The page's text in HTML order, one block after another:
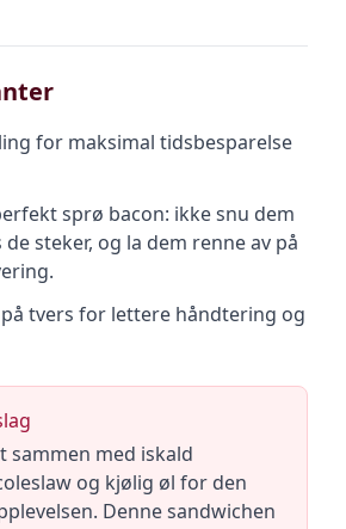
for maksimal tidsbesparelse
sprø bacon: ikke snu dem
steker, og la dem renne av på
tvers for lettere håndtering og
sammen med iskald
og kjølig øl for den
Denne sandwichen